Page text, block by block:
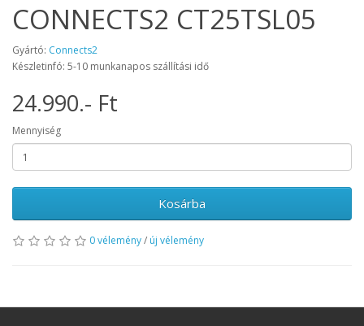
CONNECTS2 CT25TSL05
Gyártó: Connects2
Készletinfó: 5-10 munkanapos szállítási idő
24.990.- Ft
Mennyiség
Kosárba
0 vélemény/ új vélemény